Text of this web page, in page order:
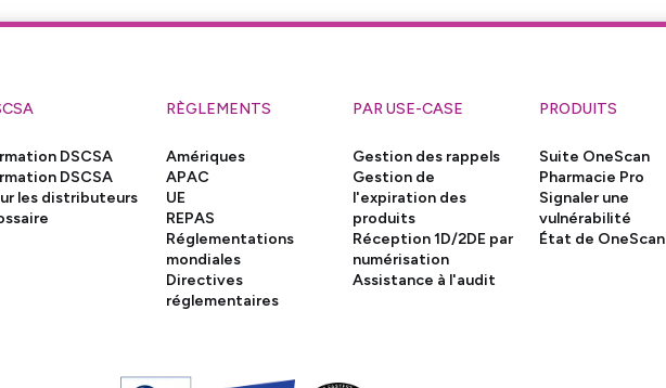
DSCSA
DSCSA
les distributeurs
RÈGLEMENTS
Amériques
APAC
UE
REPAS
Réglementations
mondiales
Directives
réglementaires
PAR USE-CASE
Gestion des rappels
Gestion de
l'expiration des
produits
Réception 1D/2DE par
numérisation
Assistance à l'audit
PRODUITS
Suite OneScan
Pharmacie Pro
Signaler une
vulnérabilité
État de OneScan